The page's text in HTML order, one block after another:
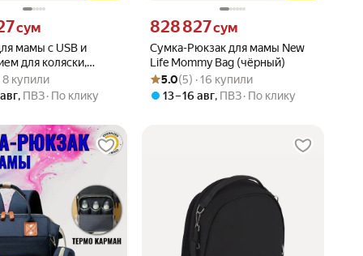
мамы с USB и
для коляски,
сум вместо
сум
3.3 из 5
· 8 купили
8 купили
, ПВЗ По клику
Сумка-Рюкзак для мамы New
Life Mommy Bag (чёрный)
Цена 828827 сум вместо
828 827сум
Рейтинг товара: 5.0 из 5
Оценок: (5) · 16 купили
5.0(5) · 16 купили
13 – 16 авг, ПВЗ По клику